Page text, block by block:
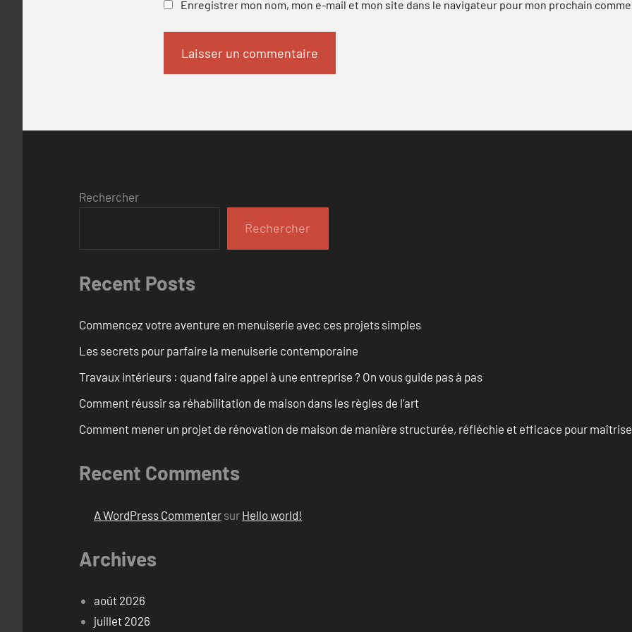
Enregistrer mon nom, mon e-mail et mon site dans le navigateur pour mon prochain
Rechercher
Rechercher
Recent Posts
Commencez votre aventure en menuiserie avec ces projets simples
Les secrets pour parfaire la menuiserie contemporaine
Travaux intérieurs : quand faire appel à une entreprise ? On vous guide pas à pas
Comment réussir sa réhabilitation de maison dans les règles de l’art
Comment mener un projet de rénovation de maison de manière structurée, réfléchie et efficace pour
Recent Comments
A WordPress Commenter sur Hello world!
Archives
août 2026
juillet 2026